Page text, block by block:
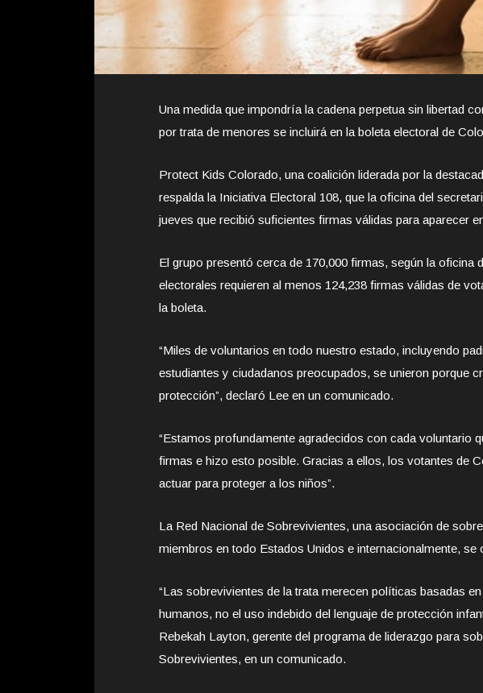
Una medida que impondría la cadena perpetua sin libertad
por trata de menores se incluirá en la boleta electoral de
Protect Kids Colorado, una coalición liderada por la
respalda la Iniciativa Electoral 108, que la oficina del
jueves que recibió suficientes firmas válidas para aparecer
El grupo presentó cerca de 170,000 firmas, según la oficina
electorales requieren al menos 124,238 firmas válidas de
la boleta.
“Miles de voluntarios en todo nuestro estado, incluyendo
estudiantes y ciudadanos preocupados, se unieron porque
protección”, declaró Lee en un comunicado.
“Estamos profundamente agradecidos con cada voluntario
firmas e hizo esto posible. Gracias a ellos, los votantes de
actuar para proteger a los niños”.
La Red Nacional de Sobrevivientes, una asociación de
miembros en todo Estados Unidos e internacionalmente, se
“Las sobrevivientes de la trata merecen políticas basadas
humanos, no el uso indebido del lenguaje de protección
Rebekah Layton, gerente del programa de liderazgo para
Sobrevivientes, en un comunicado.